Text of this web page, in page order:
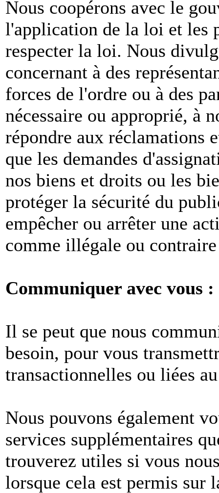
Nous coopérons avec le
l'application de la loi et les
respecter la loi. Nous
concernant à des
forces de l'ordre ou à des
nécessaire ou approprié, à
répondre aux réclamations
que les demandes
nos biens et droits ou les
protéger la sécurité du
empêcher ou arrêter une
comme illégale ou
Communiquer avec vous :
Il se peut que nous
besoin, pour vous
transactionnelles ou liées
Nous pouvons également
services supplémentaires
trouverez utiles si vous
lorsque cela est permis sur